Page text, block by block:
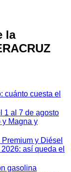
la
cuánto cuesta el
1 al 7 de agosto
y Magna y
y Diésel
así queda el
gasolina